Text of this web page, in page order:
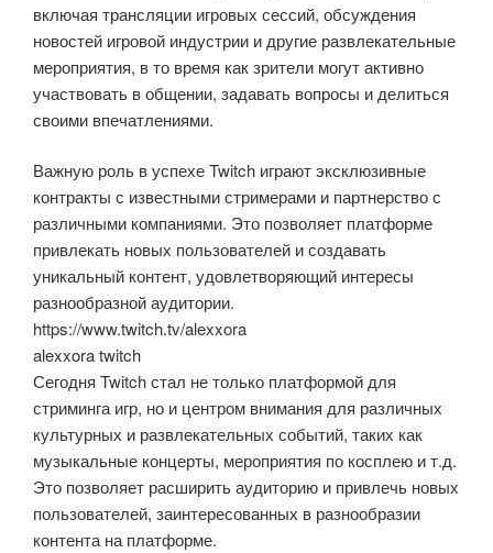
включая трансляции игровых сессий, обсуждения
новостей игровой индустрии и другие развлекательные
мероприятия, в то время как зрители могут активно
участвовать в общении, задавать вопросы и делиться
своими впечатлениями.
Важную роль в успехе Twitch играют эксклюзивные
контракты с известными стримерами и партнерство с
различными компаниями. Это позволяет платформе
привлекать новых пользователей и создавать
уникальный контент, удовлетворяющий интересы
разнообразной аудитории.
https://www.twitch.tv/alexxora
alexxora twitch
Сегодня Twitch стал не только платформой для
стриминга игр, но и центром внимания для различных
культурных и развлекательных событий, таких как
музыкальные концерты, мероприятия по косплею и т.д.
Это позволяет расширить аудиторию и привлечь новых
пользователей, заинтересованных в разнообразии
контента на платформе.